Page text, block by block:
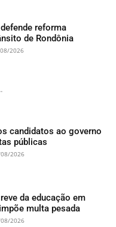
reforma
de Rondônia
2026
candidatos ao governo
públicas
2026
da educação em
multa pesada
2026